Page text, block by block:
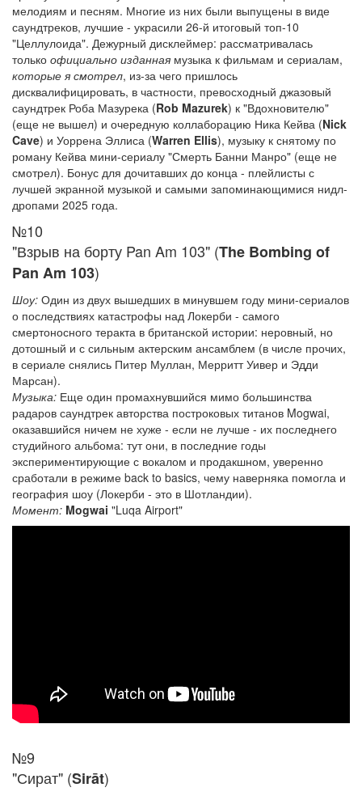
мелодиям и песням. Многие из них были выпущены в виде
саундтреков, лучшие - украсили 26-й итоговый топ-10
"Целлулоида". Дежурный дисклеймер: рассматривалась
только официально изданная музыка к фильмам и сериалам,
которые я смотрел, из-за чего пришлось
дисквалифицировать, в частности, превосходный джазовый
саундтрек Роба Мазурека (Rob Mazurek) к "Вдохновителю"
(еще не вышел) и очередную коллаборацию Ника Кейва (Nick
Cave) и Уоррена Эллиса (Warren Ellis), музыку к снятому по
роману Кейва мини-сериалу "Смерть Банни Манро" (еще не
смотрел). Бонус для дочитавших до конца - плейлисты с
лучшей экранной музыкой и самыми запоминающимися нидл-
дропами 2025 года.
№10
"Взрыв на борту Pan Am 103" (The Bombing of
Pan Am 103)
Шоу: Один из двух вышедших в минувшем году мини-сериалов
о последствиях катастрофы над Локерби - самого
смертоносного теракта в британской истории: неровный, но
дотошный и с сильным актерским ансамблем (в числе прочих,
в сериале снялись Питер Муллан, Мерритт Уивер и Эдди
Марсан).
Музыка: Еще один промахнувшийся мимо большинства
радаров саундтрек авторства построковых титанов Mogwai,
оказавшийся ничем не хуже - если не лучше - их последнего
студийного альбома: тут они, в последние годы
экспериментирующие с вокалом и продакшном, уверенно
сработали в режиме back to basics, чему наверняка помогла и
география шоу (Локерби - это в Шотландии).
Момент: Mogwai "Luqa Airport"
№9
"Сират" (Sirāt)